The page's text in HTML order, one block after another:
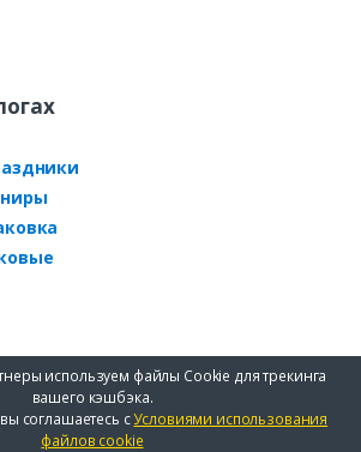
используем файлы Cookie для трекинга
вашего кэшбэка.
соглашаетесь сУсловиями использования
файлов cookie